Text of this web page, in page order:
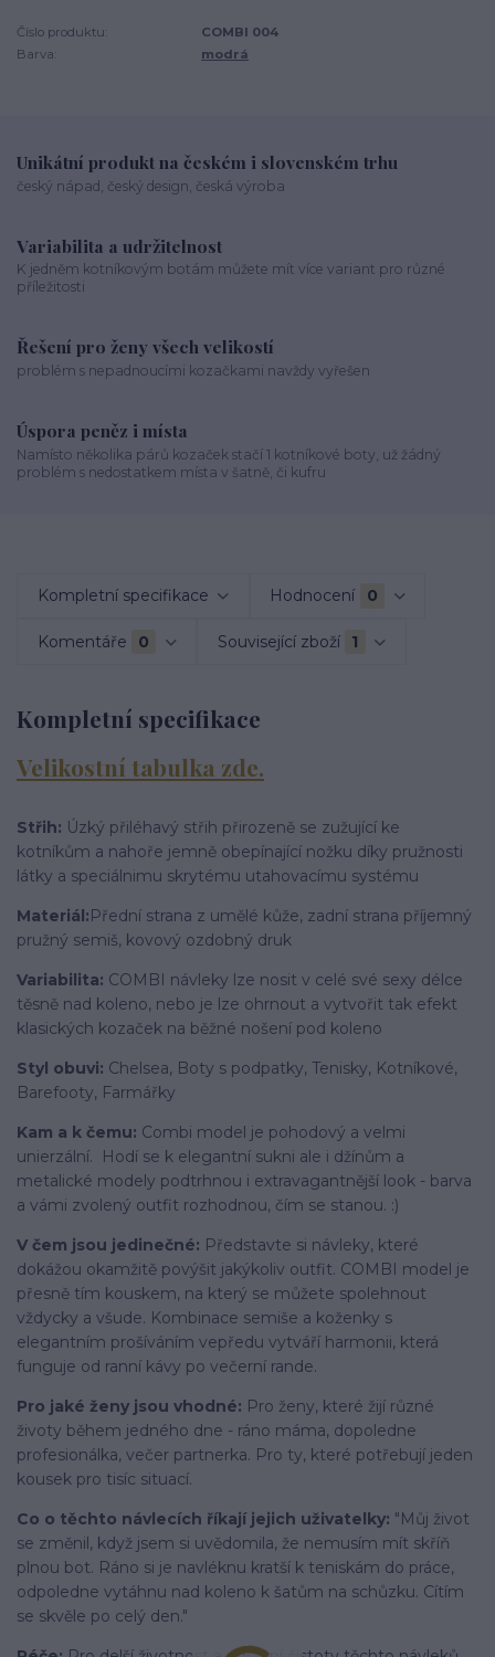
Číslo produktu:
COMBI 004
Barva:
modrá
Unikátní produkt na českém i slovenském trhu
český nápad, český design, česká výroba
Variabilita a udržitelnost
K jedněm kotníkovým botám můžete mít více variant pro různé
příležitosti
Řešení pro ženy všech velikostí
problém s nepadnoucími kozačkami navždy vyřešen
Úspora peněz i místa
Namísto několika párů kozaček stačí 1 kotníkové boty, už žádný
problém s nedostatkem místa v šatně, či kufru
Kompletní specifikace Hodnocení 0
Komentáře 0 Související zboží 1
Kompletní specifikace
Velikostní tabulka zde.
Střih: Úzký přiléhavý střih přirozeně se zužující ke
kotníkům a nahoře jemně obepínající nožku díky pružnosti
látky a speciálnimu skrytému utahovacímu systému
Materiál:Přední strana z umělé kůže, zadní strana příjemný
pružný semiš, kovový ozdobný druk
Variabilita: COMBI návleky lze nosit v celé své sexy délce
těsně nad koleno, nebo je lze ohrnout a vytvořit tak efekt
klasických kozaček na běžné nošení pod koleno
Styl obuvi: Chelsea, Boty s podpatky, Tenisky, Kotníkové,
Barefooty, Farmářky
Kam a k čemu: Combi model je pohodový a velmi
unierzální. Hodí se k elegantní sukni ale i džínům a
metalické modely podtrhnou i extravagantnější look - barva
a vámi zvolený outfit rozhodnou, čím se stanou. :)
V čem jsou jedinečné: Představte si návleky, které
dokážou okamžitě povýšit jakýkoliv outfit. COMBI model je
přesně tím kouskem, na který se můžete spolehnout
vždycky a všude. Kombinace semiše a koženky s
elegantním prošíváním vepředu vytváří harmonii, která
funguje od ranní kávy po večerní rande.
Pro jaké ženy jsou vhodné: Pro ženy, které žijí různé
životy během jedného dne - ráno máma, dopoledne
profesionálka, večer partnerka. Pro ty, které potřebují jeden
kousek pro tisíc situací.
Co o těchto návlecích říkají jejich uživatelky: "Můj život
se změnil, když jsem si uvědomila, že nemusím mít skříň
plnou bot. Ráno si je navléknu kratší k teniskám do práce,
odpoledne vytáhnu nad koleno k šatům na schůzku. Cítím
se skvěle po celý den."